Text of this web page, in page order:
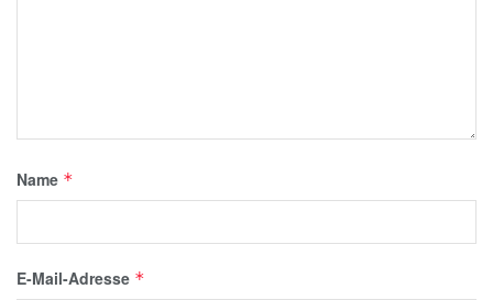
Name *
E-Mail-Adresse *